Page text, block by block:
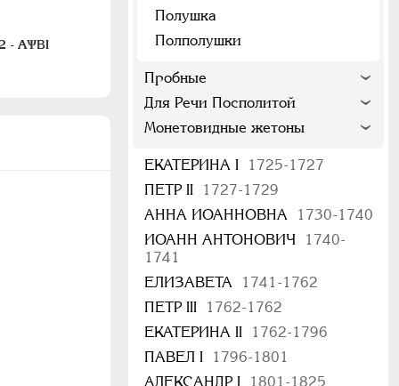
- АѰВI
Полушка
Полполушки
Пробные
Для Речи Посполитой
Монетовидные жетоны
ЕКАТЕРИНА I
1725-1727
ПЕТР II
1727-1729
АННА ИОАННОВНА
1730-1740
ИОАНН АНТОНОВИЧ
1740-
1741
ЕЛИЗАВЕТА
1741-1762
ПЕТР III
1762-1762
ЕКАТЕРИНА II
1762-1796
ПАВЕЛ I
1796-1801
АЛЕКСАНДР I
1801-1825